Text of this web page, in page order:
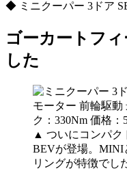
◆ ミニクーパー 3ドア
ゴーカートフ
した
▲ ついにコンパク
BEVが登場。MINI
リングが特徴でし